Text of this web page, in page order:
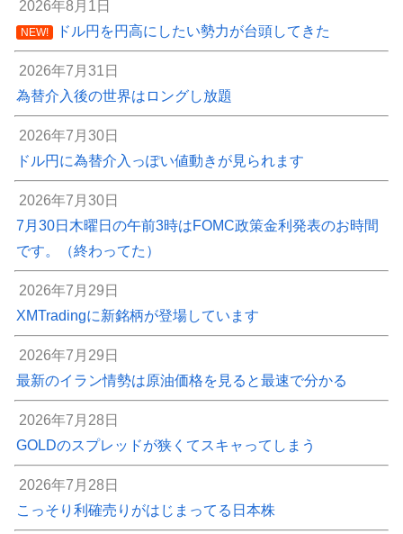
2026年8月1日
NEW! ドル円を円高にしたい勢力が台頭してきた
2026年7月31日
為替介入後の世界はロングし放題
2026年7月30日
ドル円に為替介入っぽい値動きが見られます
2026年7月30日
7月30日木曜日の午前3時はFOMC政策金利発表のお時間
です。（終わってた）
2026年7月29日
XMTradingに新銘柄が登場しています
2026年7月29日
最新のイラン情勢は原油価格を見ると最速で分かる
2026年7月28日
GOLDのスプレッドが狭くてスキャってしまう
2026年7月28日
こっそり利確売りがはじまってる日本株